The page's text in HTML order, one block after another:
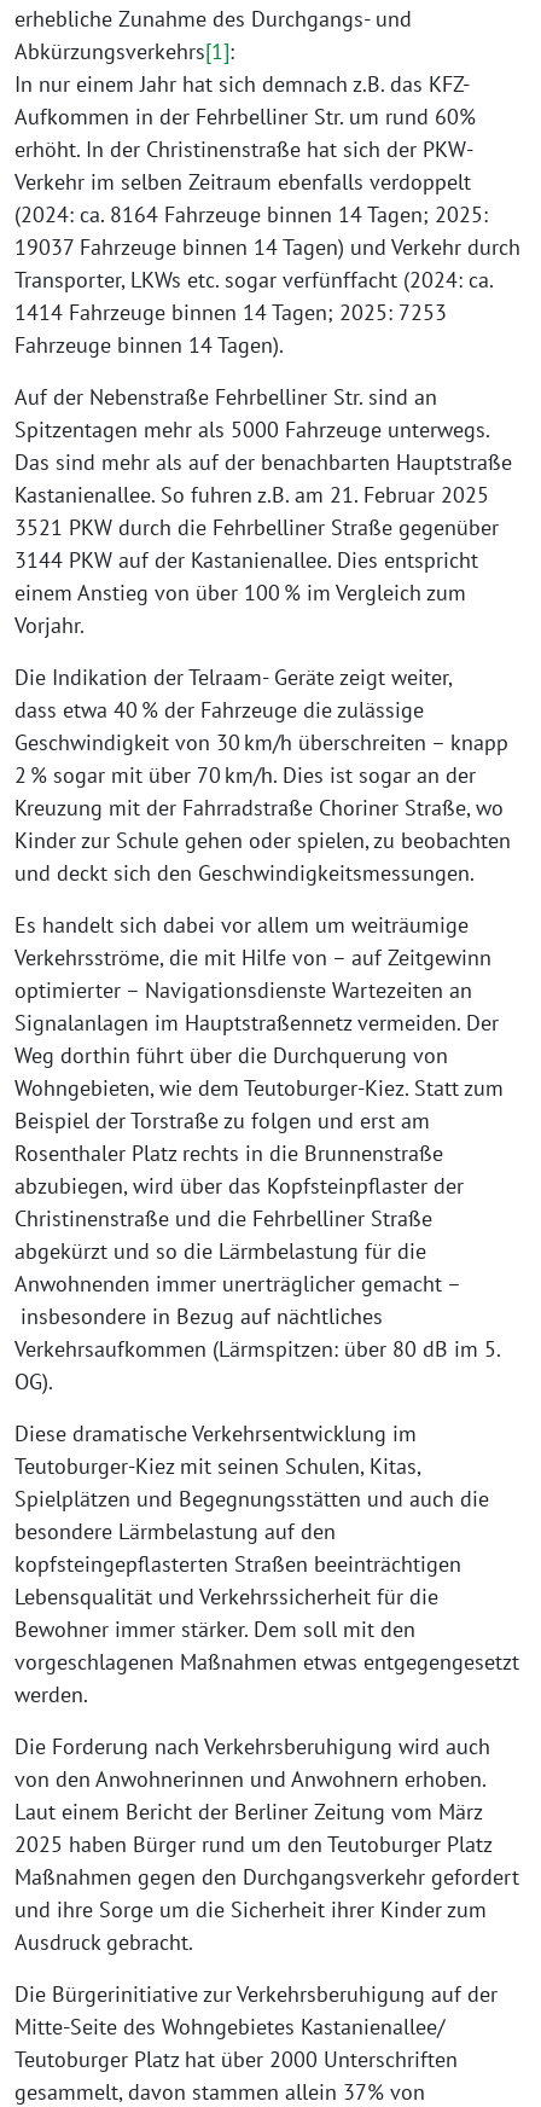
erhebliche Zunahme des Durchgangs- und
Abkürzungsverkehrs[1]:
In nur einem Jahr hat sich demnach z.B. das KFZ-
Aufkommen in der Fehrbelliner Str. um rund 60%
erhöht. In der Christinenstraße hat sich der PKW-
Verkehr im selben Zeitraum ebenfalls verdoppelt
(2024: ca. 8164 Fahrzeuge binnen 14 Tagen; 2025:
19037 Fahrzeuge binnen 14 Tagen) und Verkehr durch
Transporter, LKWs etc. sogar verfünffacht (2024: ca.
1414 Fahrzeuge binnen 14 Tagen; 2025: 7253
Fahrzeuge binnen 14 Tagen).
Auf der Nebenstraße Fehrbelliner Str. sind an
Spitzentagen mehr als 5000 Fahrzeuge unterwegs.
Das sind mehr als auf der benachbarten Hauptstraße
Kastanienallee. So fuhren z.B. am 21. Februar 2025
3521 PKW durch die Fehrbelliner Straße gegenüber
3144 PKW auf der Kastanienallee. Dies entspricht
einem Anstieg von über 100 % im Vergleich zum
Vorjahr.
Die Indikation der Telraam- Geräte zeigt weiter,
dass etwa 40 % der Fahrzeuge die zulässige
Geschwindigkeit von 30 km/h überschreiten – knapp
2 % sogar mit über 70 km/h. Dies ist sogar an der
Kreuzung mit der Fahrradstraße Choriner Straße, wo
Kinder zur Schule gehen oder spielen, zu beobachten
und deckt sich den Geschwindigkeitsmessungen.
Es handelt sich dabei vor allem um weiträumige
Verkehrsströme, die mit Hilfe von – auf Zeitgewinn
optimierter – Navigationsdienste Wartezeiten an
Signalanlagen im Hauptstraßennetz vermeiden. Der
Weg dorthin führt über die Durchquerung von
Wohngebieten, wie dem Teutoburger-Kiez. Statt zum
Beispiel der Torstraße zu folgen und erst am
Rosenthaler Platz rechts in die Brunnenstraße
abzubiegen, wird über das Kopfsteinpflaster der
Christinenstraße und die Fehrbelliner Straße
abgekürzt und so die Lärmbelastung für die
Anwohnenden immer unerträglicher gemacht –
insbesondere in Bezug auf nächtliches
Verkehrsaufkommen (Lärmspitzen: über 80 dB im 5.
OG).
Diese dramatische Verkehrsentwicklung im
Teutoburger-Kiez mit seinen Schulen, Kitas,
Spielplätzen und Begegnungsstätten und auch die
besondere Lärmbelastung auf den
kopfsteingepflasterten Straßen beeinträchtigen
Lebensqualität und Verkehrssicherheit für die
Bewohner immer stärker. Dem soll mit den
vorgeschlagenen Maßnahmen etwas entgegengesetzt
werden.
Die Forderung nach Verkehrsberuhigung wird auch
von den Anwohnerinnen und Anwohnern erhoben.
Laut einem Bericht der Berliner Zeitung vom März
2025 haben Bürger rund um den Teutoburger Platz
Maßnahmen gegen den Durchgangsverkehr gefordert
und ihre Sorge um die Sicherheit ihrer Kinder zum
Ausdruck gebracht.
Die Bürgerinitiative zur Verkehrsberuhigung auf der
Mitte-Seite des Wohngebietes Kastanienallee/
Teutoburger Platz hat über 2000 Unterschriften
gesammelt, davon stammen allein 37% von